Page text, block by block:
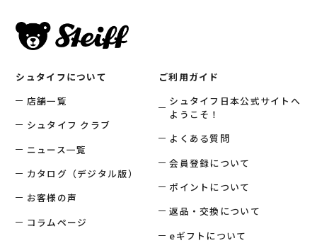
シュタイフについて
店舗一覧
シュタイフ クラブ
ニュース一覧
カタログ（デジタル版）
お客様の声
コラムページ
ご利用ガイド
シュタイフ日本公式サイトへ
ようこそ！
よくある質問
会員登録について
ポイントについて
返品・交換について
eギフトについて